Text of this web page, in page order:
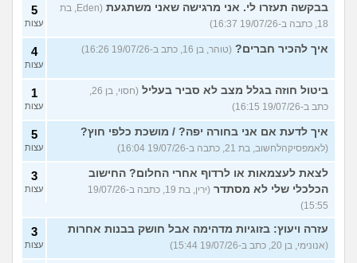
בבקשה תעזרו לי. אני מרגישה שאני משתגעת
(Eden, בת
18, כתבה ב-19/07/26 16:37)
5
עצות
איך להכיר חברים? (טוהר, בן 16, כתב ב-19/07/26 16:26) 4
עצות
ביטול חוזה בגלל מצב לא סביר בעליל
(חסוי, בן 26,
כתב ב-19/07/26 16:15)
1
עצות
איך לדעת אם אני בחורה יפה? / מושכת כלפי חוץ?
(לאמפסיקהלחשוב, בת 21, כתבה ב-19/07/26 16:04)
5
עצות
לצאת לעצמאות או לרדוף אחרי החלום? החישוב
הכלכלי שלי לא מסתדר
(ירין, בת 19, כתבה ב-19/07/26
15:55)
3
עצות
עזרה ויעוץ: בזוגיות מדהימה אבל חושק בבנות אחרות
(אנונימי, בן 20, כתב ב-19/07/26 15:44)
3
עצות